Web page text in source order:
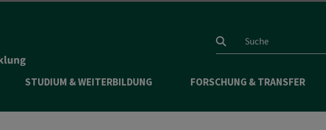
Suchfeld
STUDIUM & WEITERBILDUNG FORSCHUNG & TRANSFER